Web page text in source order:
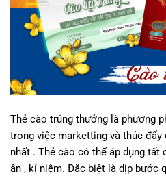
Thẻ cào trúng thưởng là phương
trong việc marketting và thúc đẩy
nhất . Thẻ cào có thể áp dụng tất
ân , kỉ niệm. Đặc biệt là dịp bước